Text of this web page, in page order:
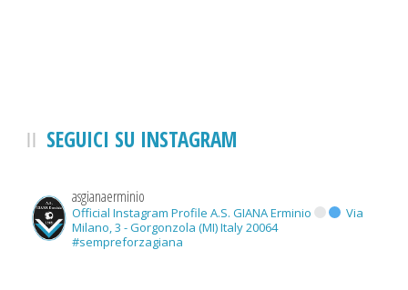
SEGUICI SU INSTAGRAM
asgianaerminio
Official Instagram Profile A.S. GIANA Erminio
Via
Milano, 3 - Gorgonzola (MI) Italy 20064
#sempreforzagiana